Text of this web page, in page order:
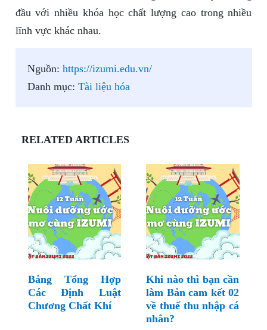
đầu với nhiều khóa học chất lượng cao trong nhiều
lĩnh vực khác nhau.
Nguồn: https://izumi.edu.vn/
Danh mục: Tài liệu hóa
RELATED ARTICLES
Bảng Tổng Hợp
Các Định Luật
Chương Chất Khí
Khi nào thì bạn cần
làm Bản cam kết 02
về thuế thu nhập cá
nhân?